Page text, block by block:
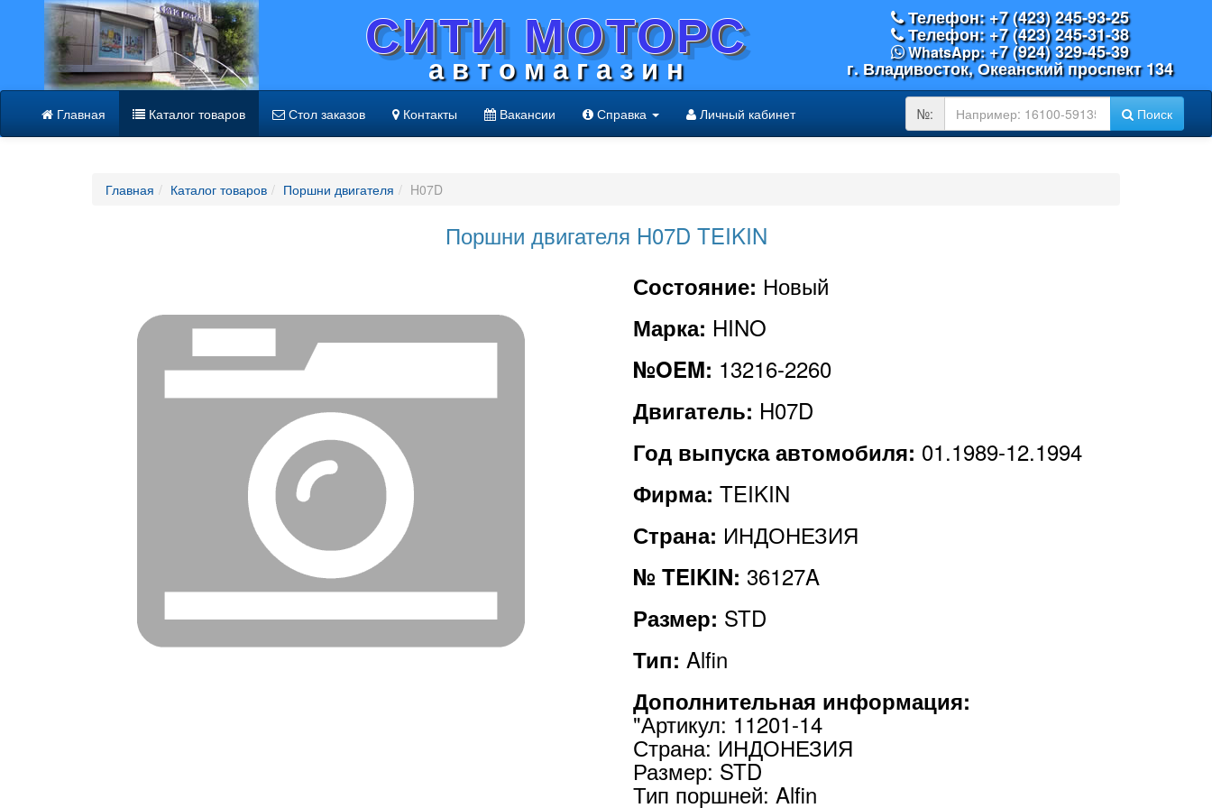
СИТИ МОТОРС
а в т о м а г а з и н
Телефон: +7 (423) 245-93-25
Телефон: +7 (423) 245-31-38
WhatsApp:+7 (924) 329-45-39
г. Владивосток, Океанский проспект 134
Главная Каталог товаров Стол заказов Контакты Вакансии Справка Личный кабинет
OEM
№:№: Поиск
Главная Каталог товаров Поршни двигателя H07D
Поршни двигателя H07D TEIKIN
Состояние: Новый
Марка: HINO
№OEM: 13216-2260
Двигатель: H07D
Год выпуска автомобиля: 01.1989-12.1994
Фирма: TEIKIN
Страна: ИНДОНЕЗИЯ
№ TEIKIN: 36127A
Размер: STD
Тип: Alfin
Дополнительная информация:
"Артикул: 11201-14
Страна: ИНДОНЕЗИЯ
Размер: STD
Тип поршней: Alfin